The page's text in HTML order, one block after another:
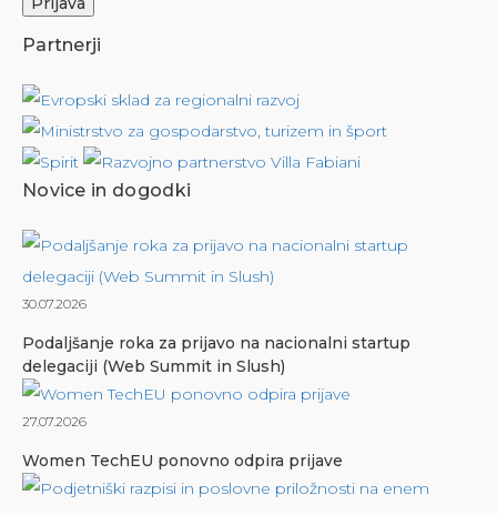
Partnerji
Novice in dogodki
30.07.2026
Podaljšanje roka za prijavo na nacionalni startup
delegaciji (Web Summit in Slush)
27.07.2026
Women TechEU ponovno odpira prijave